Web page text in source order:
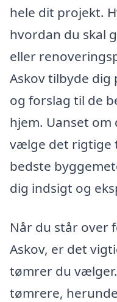
hele dit projekt.
hvordan du skal
eller
Askov tilbyde dig
og forslag til de
hjem. Uanset
vælge det rigtige
bedste
dig indsigt og
Når du står over
Askov, er det
tømrer du
tømrere,